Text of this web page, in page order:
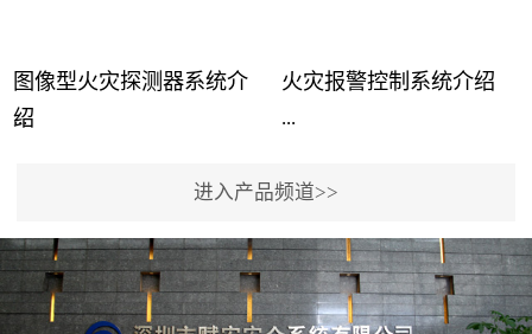
图像型火灾探测器系统介
绍
...
事故频发，传统的火灾探
测方法已无法满足要求。
尤其是目前众多的大型影
火灾报警控制系统介绍
...
用了具有仲裁机制和冗余
校验的总线传输技术、线
路状态检测与保护技术、
进入产品频道>>